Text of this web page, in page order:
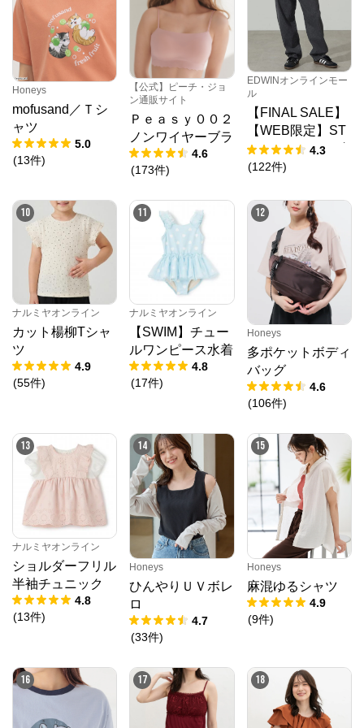
Honeys
mofusand／Ｔシ
ャツ
5.0
(13件)
【公式】ピーチ・ジョ
ン通販サイト
Ｐｅａｓｙ００２
ノンワイヤーブラ
4.6
(173件)
EDWINオンラインモー
ル
【FINAL SALE】
【WEB限定】ST
EPMARK ルーズ
ペインターパンツ
4.3
(122件)
10
ナルミヤオンライン
カット楊柳Tシャ
ツ
4.9
(55件)
11
ナルミヤオンライン
【SWIM】チュー
ルワンピース水着
4.8
(17件)
12
Honeys
多ポケットボディ
バッグ
4.6
(106件)
13
ナルミヤオンライン
ショルダーフリル
半袖チュニック
4.8
(13件)
14
Honeys
ひんやりＵＶボレ
ロ
4.7
(33件)
15
Honeys
麻混ゆるシャツ
4.9
(9件)
16 17 18
N.O.R.C (ノーク)、JUNKO SHIMADA (ジュンコシマ
ダ) 、ATSURO TAYAMA（アツロウ タヤマ）、
ALPHA CUBIC (アルファーキュービック)、DECOY
(デコイ)、Petit Honfleur (プチオンフルール)、
DERMASHARE (ダーマシェア)など、20 代～ 40 代の
大人女子ブランドを中心に、多くの人気ブランドをラ
インナップ。
レディースファッションを中心に、ライフスタイルを
豊かにするオリジナルアイテムをご提案します。